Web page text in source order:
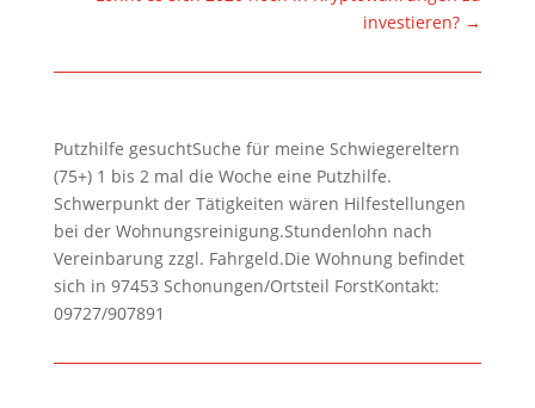
investieren? →
Putzhilfe gesuchtSuche für meine Schwiegereltern
(75+) 1 bis 2 mal die Woche eine Putzhilfe.
Schwerpunkt der Tätigkeiten wären Hilfestellungen
bei der Wohnungsreinigung.Stundenlohn nach
Vereinbarung zzgl. Fahrgeld.Die Wohnung befindet
sich in 97453 Schonungen/Ortsteil ForstKontakt:
09727/907891